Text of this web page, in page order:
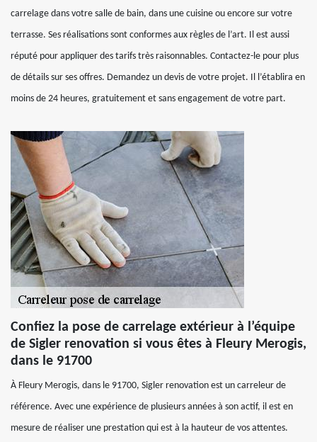
carrelage dans votre salle de bain, dans une cuisine ou encore sur votre
terrasse. Ses réalisations sont conformes aux règles de l’art. Il est aussi
réputé pour appliquer des tarifs très raisonnables. Contactez-le pour plus
de détails sur ses offres. Demandez un devis de votre projet. Il l’établira en
moins de 24 heures, gratuitement et sans engagement de votre part.
Confiez la pose de carrelage extérieur à l’équipe
de Sigler renovation si vous êtes à Fleury Merogis,
dans le 91700
À Fleury Merogis, dans le 91700, Sigler renovation est un carreleur de
référence. Avec une expérience de plusieurs années à son actif, il est en
mesure de réaliser une prestation qui est à la hauteur de vos attentes.